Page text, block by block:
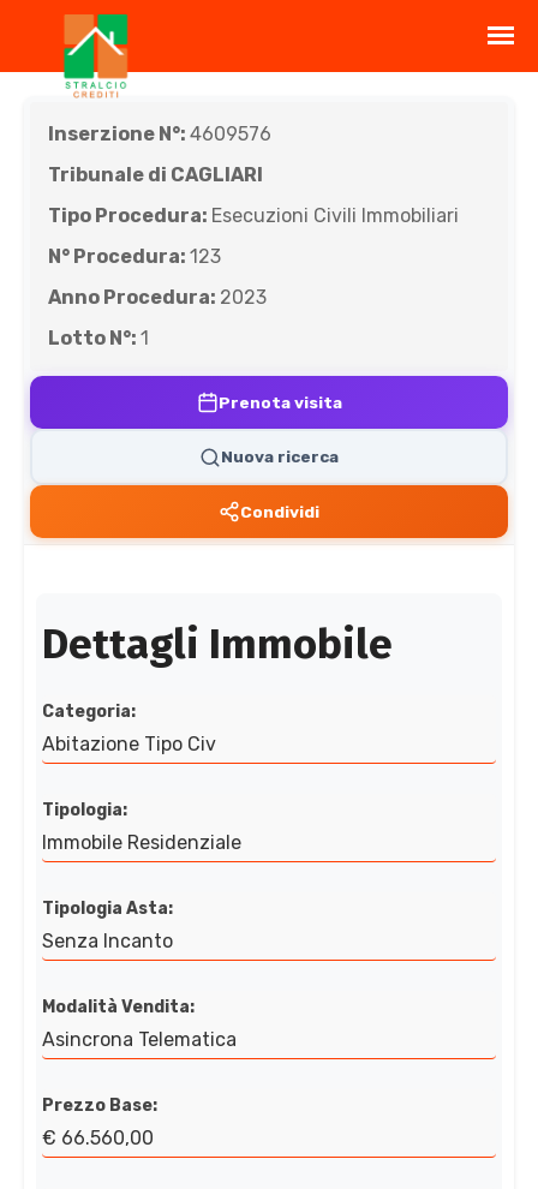
Inserzione N°: 4609576
Tribunale di CAGLIARI
Tipo Procedura: Esecuzioni Civili Immobiliari
N° Procedura: 123
Anno Procedura: 2023
Lotto N°: 1
Prenota visita
Nuova ricerca
Condividi
Dettagli Immobile
Categoria:
Abitazione Tipo Civ
Tipologia:
Immobile Residenziale
Tipologia Asta:
Senza Incanto
Modalità Vendita:
Asincrona Telematica
Prezzo Base:
€ 66.560,00